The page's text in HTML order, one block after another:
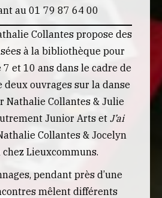
au 01 79 87 64 00
Collantes propose des
à la bibliothèque pour
et 10 ans dans le cadre de
ouvrages sur la danse
Nathalie Collantes & Julie
Junior Arts et J’ai
Collantes & Jocelyn
Lieuxcommuns.
pendant près d’une
mêlent différents